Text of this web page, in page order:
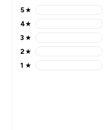
5 stars rating 89 reviews
5★
4 stars rating 26 reviews
4★
3 stars rating 8 reviews
3 ★
2 stars rating 0 reviews
2★
1 stars rating 0 reviews
1 ★